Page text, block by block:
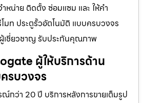
หน่าย ติดตั้ง ซ่อมแซม และ ให้คำ
มท ประตูรั้วอัตโนมัติ แบบครบวงจร
เชี่ยวชาญ รับประกันคุณภาพ
ผู้ให้บริการด้าน
รบวงจร
กว่า 20 ปี บริการหลังการขายเต็มรูป